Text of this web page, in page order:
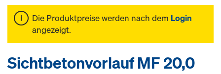
Die Produktpreise werden nach dem Login
angezeigt.
Sichtbetonvorlauf MF 20,0